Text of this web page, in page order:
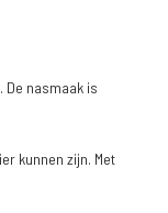
De nasmaak is
kunnen zijn. Met